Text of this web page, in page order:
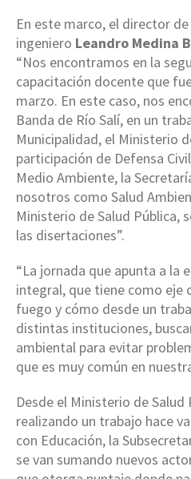
En este marco, el director
ingeniero Leandro Medina
“Nos encontramos en la
capacitación docente que
marzo. En este caso, nos
Banda de Río Salí, en un
Municipalidad, el Ministerio
participación de Defensa
Medio Ambiente, la
nosotros como Salud
Ministerio de Salud Pública,
las disertaciones”.
“La jornada que apunta a la
integral, que tiene como eje
fuego y cómo desde un
distintas instituciones,
ambiental para evitar
que es muy común en
Desde el Ministerio de
realizando un trabajo hace
con Educación, la
se van sumando nuevos